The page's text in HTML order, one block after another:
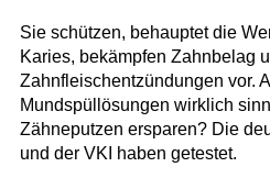
Sie schützen, behauptet die
Karies, bekämpfen Zahnbelag
Zahnfleischentzündungen vor.
Mundspüllösungen wirklich
Zähneputzen ersparen? Die
und der VKI haben getestet.